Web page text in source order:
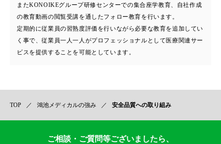
またKONOIKEグループ研修センターでの集合座学教育、自社作成
の教育動画の閲覧受講を通したフォロー教育を行います。
定期的に従業員の習熟度評価を行いながら必要な教育を追加してい
く事で、従業員一人一人がプロフェッショナルとして医療関連サー
ビスを提供することを可能としています。
TOP 鴻池メディカルの強み 安全品質への取り組み
ご相談・ご質問等ございましたら、